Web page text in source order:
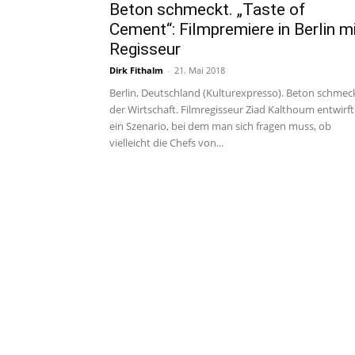
Beton schmeckt. „Taste of
Cement“: Filmpremiere in Berlin
Regisseur
Dirk Fithalm - 21. Mai 2018
Berlin, Deutschland (Kulturexpresso). Beton
der Wirtschaft. Filmregisseur Ziad Kalthoum entwirft
ein Szenario, bei dem man sich fragen muss, ob
vielleicht die Chefs von...